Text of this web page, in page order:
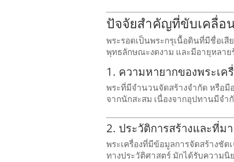
ปัจจัยสำคัญที่ขับเคลื่อ
พระรอดเป็นพระกรุเนื้อดินที่มีชื่อเ
พุทธลักษณะงดงาม และมีอายุหลาย
1. ความหายากของพระเค
พระที่มีจำนวนจัดสร้างจำกัด หรือ
จากนักสะสม เนื่องจากอุปทานมีจ
2. ประวัติการสร้างและที่มา
พระเครื่องที่มีข้อมูลการจัดสร้างชัด
ทางประวัติศาสตร์ มักได้รับความ